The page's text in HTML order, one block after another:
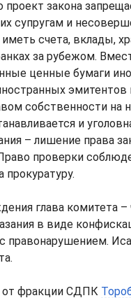
проект закона
супругам и
счета, вклады,
за рубежом.
ценные бумаги
эмитентов
собственности
и
– лишение права
проверки
прокуратуру.
глава комитета
в виде
правонарушением.
от фракции СДПК